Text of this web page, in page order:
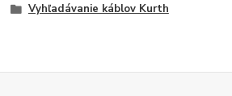
Vyhľadávanie káblov Kurth